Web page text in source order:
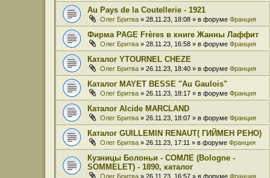
Au Pays de la Coutellerie - 1921
Олег Бритва » 28.11.23, 18:08 » в форуме Франция
Фирма PAGE Frères в книге Жанны Лаффит
Олег Бритва » 28.11.23, 16:58 » в форуме Франция
Каталог YTOURNEL CHEZE
Олег Бритва » 26.11.23, 18:40 » в форуме Франция
Каталог MAYET BESSE "Au Gaulois"
Олег Бритва » 26.11.23, 18:17 » в форуме Франция
Каталог Alcide MARCLAND
Олег Бритва » 26.11.23, 18:07 » в форуме Франция
Каталог GUILLEMIN RENAUT( ГИЙМЕН РЕНО)
Олег Бритва » 26.11.23, 17:11 » в форуме Франция
Кузницы Болоньи - СОМЛЕ (Bologne -
SOMMELET) - 1890, каталог
Олег Бритва » 26.11.23, 16:57 » в форуме Франция